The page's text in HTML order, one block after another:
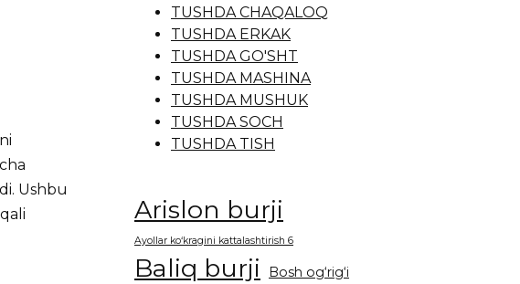
Ushbu
TUSHDA CHAQALOQ
TUSHDA ERKAK
TUSHDA GO'SHT
TUSHDA MASHINA
TUSHDA MUSHUK
TUSHDA SOCH
TUSHDA TISH
Arislon burji
Ayollar ko‘kragini kattalashtirish 6
Baliq burji Bosh og‘rig‘i